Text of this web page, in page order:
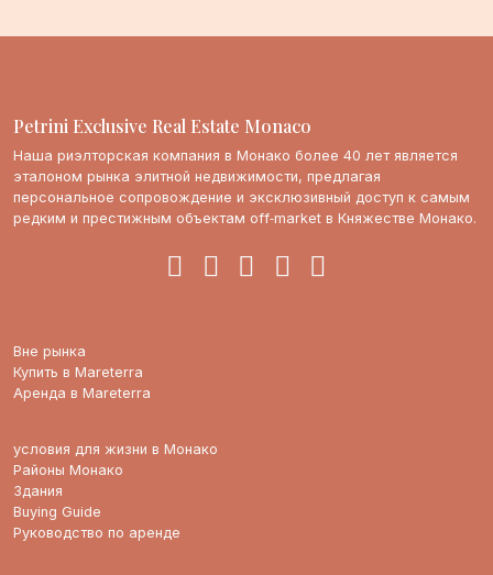
Petrini Exclusive Real Estate Monaco
Наша риэлторская компания в Монако более 40 лет является
эталоном рынка элитной недвижимости, предлагая
персональное сопровождение и эксклюзивный доступ к самым
редким и престижным объектам off‑market в Княжестве Монако.
Вне рынка
Купить в Mareterra
Аренда в Mareterra
условия для жизни в Монако
Районы Монако
Здания
Buying Guide
Руководство по аренде